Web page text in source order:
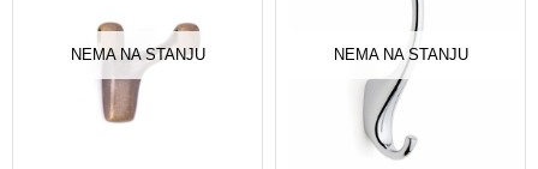
NEMA NA STANJU NEMA NA STANJU